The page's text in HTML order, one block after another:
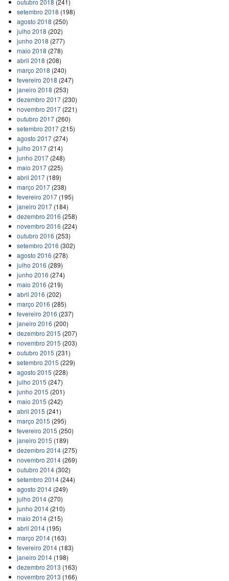
outubro 2018 (241)
setembro 2018 (198)
agosto 2018 (250)
julho 2018 (202)
junho 2018 (277)
maio 2018 (278)
abril 2018 (208)
março 2018 (240)
fevereiro 2018 (247)
janeiro 2018 (253)
dezembro 2017(230)
novembro 2017(221)
outubro 2017(260)
setembro 2017(215)
agosto 2017(274)
julho 2017(214)
junho 2017(248)
maio 2017(225)
abril 2017(189)
março 2017(238)
fevereiro 2017(195)
janeiro 2017(184)
dezembro 2016 (258)
novembro 2016 (224)
outubro 2016 (253)
setembro 2016 (302)
agosto 2016 (278)
julho 2016 (289)
junho 2016 (274)
maio 2016 (219)
abril 2016 (202)
março 2016 (285)
fevereiro 2016 (237)
janeiro 2016 (200)
dezembro 2015 (207)
novembro 2015 (203)
outubro 2015 (231)
setembro 2015 (229)
agosto 2015 (228)
julho 2015 (247)
junho 2015 (201)
maio 2015 (242)
abril 2015 (241)
março 2015 (295)
fevereiro 2015 (250)
janeiro 2015 (189)
dezembro 2014(275)
novembro 2014(269)
outubro 2014(302)
setembro 2014(244)
agosto 2014(249)
julho 2014(270)
junho 2014(210)
maio 2014(215)
abril 2014(195)
março 2014(163)
fevereiro 2014(183)
janeiro 2014(198)
dezembro 2013 (163)
novembro 2013 (166)